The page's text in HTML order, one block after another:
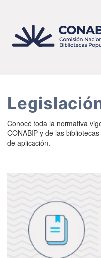
contenido
principal
Conocé toda la normativa
CONABIP y de las
de aplicación.